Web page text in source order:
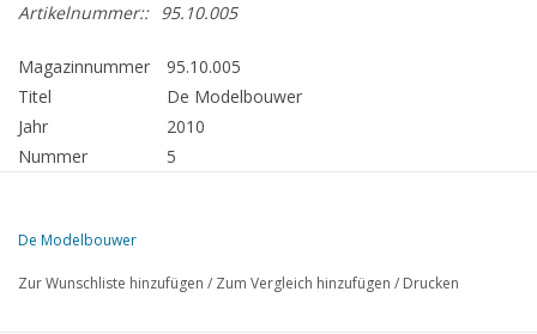
Artikelnummer:: 95.10.005
Magazinnummer
95.10.005
Titel
De Modelbouwer
Jahr
2010
Nummer
5
De Modelbouwer
Zur Wunschliste hinzufügen / Zum Vergleich hinzufügen / Drucken